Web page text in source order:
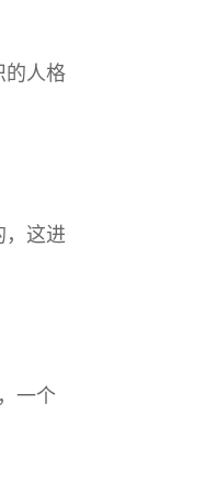
的人格
，这进
一个